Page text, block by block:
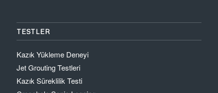
TESTLER
Kazık Yükleme Deneyi
Jet Grouting Testleri
Kazık Süreklilik Testi